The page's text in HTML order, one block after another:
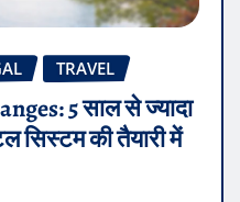
TRAVEL
5 साल से ज्यादा
सिस्टम की तैयारी में